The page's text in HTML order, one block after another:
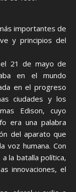
importantes de
y principios del
21 de mayo de
en el mundo
en el progreso
ciudades y los
Edison, cuyo
era una palabra
del aparato que
voz humana. Con
la batalla política,
innovaciones, el